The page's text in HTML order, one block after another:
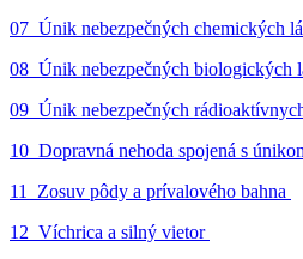
07_Únik nebezpečných chemických
08_Únik nebezpečných biologických
09_Únik nebezpečných
10_Dopravná nehoda spojená s
11_Zosuv pôdy a prívalového bahna
12_Víchrica a silný vietor